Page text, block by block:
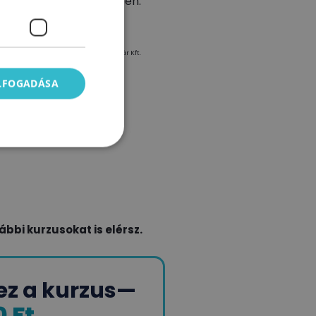
alapító, Tejmadár Kft.
kurzusokat is elérsz.
a kurzus—